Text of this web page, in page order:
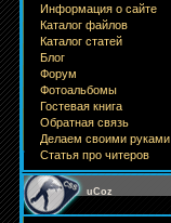
Информация о сайте
Каталог файлов
Каталог статей
Блог
Форум
Фотоальбомы
Гостевая книга
Обратная связь
Делаем своими руками
Статья про читеров
uCoz